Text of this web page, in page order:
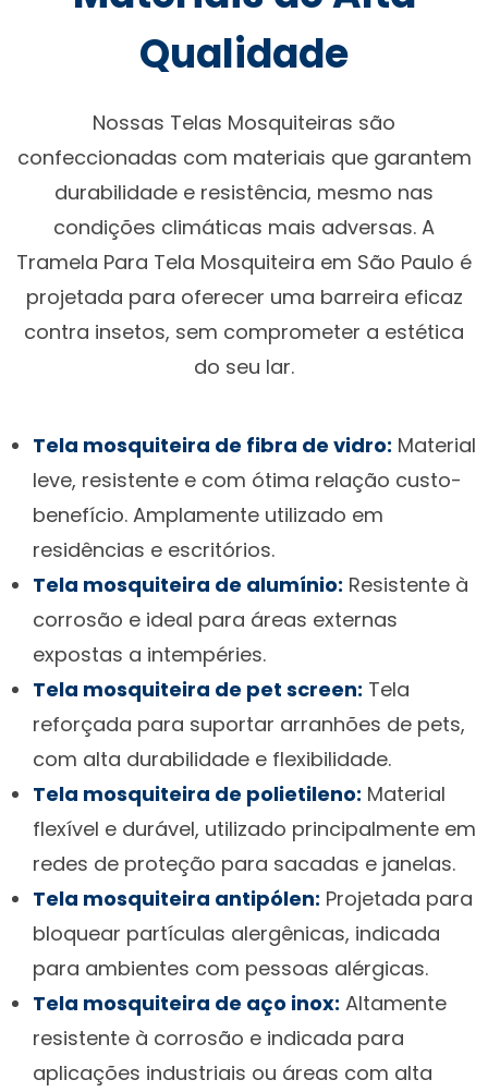
Qualidade
Nossas Telas Mosquiteiras são
confeccionadas com materiais que garantem
durabilidade e resistência, mesmo nas
condições climáticas mais adversas. A
Tramela Para Tela Mosquiteira em São Paulo é
projetada para oferecer uma barreira eficaz
contra insetos, sem comprometer a estética
do seu lar.
Tela mosquiteira de fibra de vidro: Material
leve, resistente e com ótima relação custo-
benefício. Amplamente utilizado em
residências e escritórios.
Tela mosquiteira de alumínio: Resistente à
corrosão e ideal para áreas externas
expostas a intempéries.
Tela mosquiteira de pet screen: Tela
reforçada para suportar arranhões de pets,
com alta durabilidade e flexibilidade.
Tela mosquiteira de polietileno: Material
flexível e durável, utilizado principalmente em
redes de proteção para sacadas e janelas.
Tela mosquiteira antipólen: Projetada para
bloquear partículas alergênicas, indicada
para ambientes com pessoas alérgicas.
Tela mosquiteira de aço inox: Altamente
resistente à corrosão e indicada para
aplicações industriais ou áreas com alta